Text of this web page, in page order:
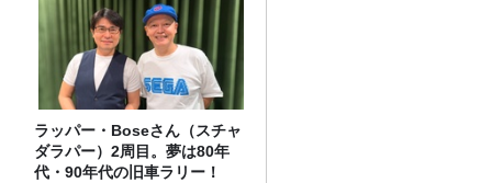
ラッパー・Boseさん（スチャ
ダラパー）2周目。夢は80年
代・90年代の旧車ラリー！